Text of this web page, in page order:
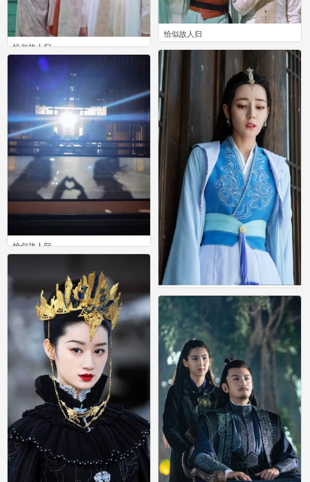
恰似故人归
0
恰似故人归
恰似故人归
1
恰似故人归